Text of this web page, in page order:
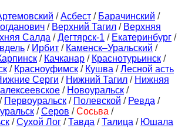
/Асбест / Барачинский /
/ Верхний Тагил / Верхняя
Салда /Дегтярск-1 / Екатеринбург /
/ Ирбит / Каменск–Уральский /
/ Качканар / Краснотурьинск /
/ Красноуфимск / Кушва /Лесной асть
Серги / Нижний Тагил / Нижняя
/ Новоуральск /
/ Первоуральск / Полевской / Ревда /
/Серов /Сосьва /
/Сухой Лог /Тавда /Талица / Юшала